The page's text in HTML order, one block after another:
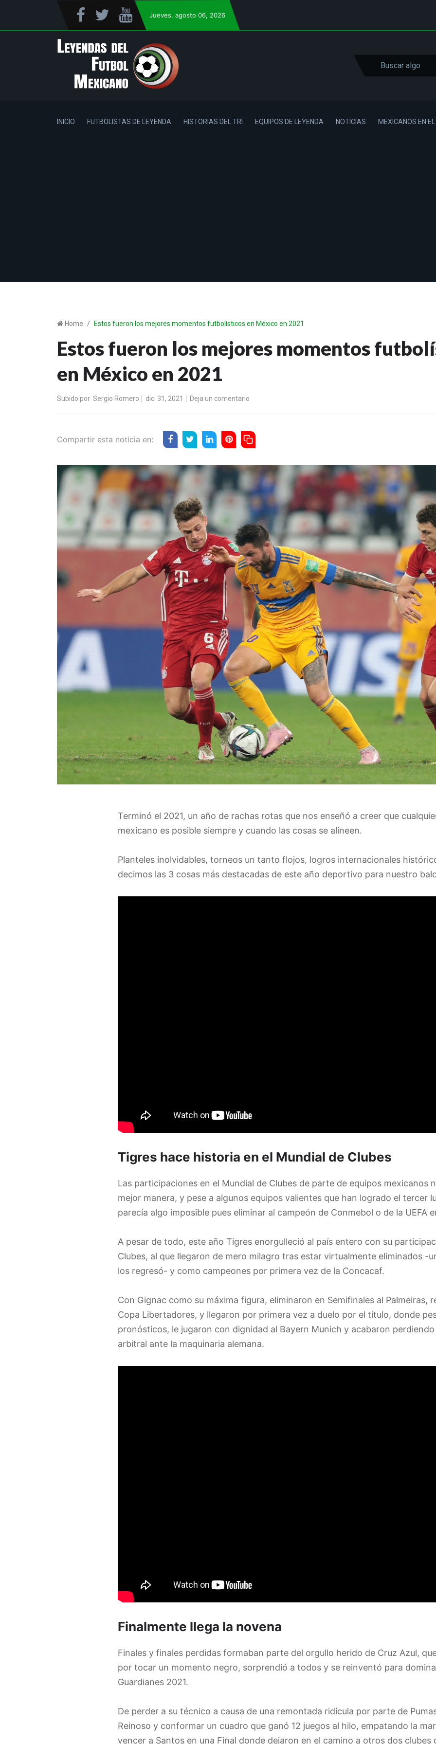
Jueves, agosto 06, 2026
INICIO FUTBOLISTAS DE LEYENDA HISTORIAS DEL TRI EQUIPOS DE LEYENDA NOTICIAS MEXICANOS EN
Home Estos fueron los mejores momentos futbolísticos en México en 2021
Estos fueron los mejores momentos
en México en 2021
Subido por Sergio Romero dic. 31, 2021 Deja un comentario
Compartir esta noticia en:
Terminó el 2021, un año de rachas rotas que nos enseñó a creer que
mexicano es posible siempre y cuando las cosas se alineen.
Planteles inolvidables, torneos un tanto flojos, logros internacionales
decimos las 3 cosas más destacadas de este año deportivo para nuestro
Tigres hace historia en el Mundial de Clubes
Las participaciones en el Mundial de Clubes de parte de equipos mexicanos
mejor manera, y pese a algunos equipos valientes que han logrado el tercer
parecía algo imposible pues eliminar al campeón de Conmebol o de la UEFA
A pesar de todo, este año Tigres enorgulleció al país entero con su
Clubes, al que llegaron de mero milagro tras estar virtualmente eliminados -
los regresó- y como campeones por primera vez de la Concacaf.
Con Gignac como su máxima figura, eliminaron en Semifinales al Palmeiras,
Copa Libertadores, y llegaron por primera vez a duelo por el título, donde
pronósticos, le jugaron con dignidad al Bayern Munich y acabaron
arbitral ante la maquinaria alemana.
Finalmente llega la novena
Finales y finales perdidas formaban parte del orgullo herido de Cruz Azul,
por tocar un momento negro, sorprendió a todos y se reinventó para
Guardianes 2021.
De perder a su técnico a causa de una remontada ridícula por parte de
Reinoso y conformar un cuadro que ganó 12 juegos al hilo, empatando la
vencer a Santos en una Final donde dejaron en el camino a otros dos clubes